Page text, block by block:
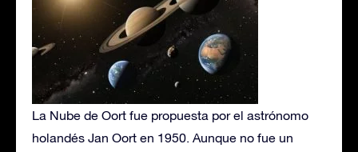
La Nube de Oort fue propuesta por el astrónomo
holandés Jan Oort en 1950. Aunque no fue un